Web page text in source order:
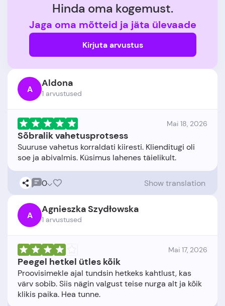
Hinda oma kogemust.
Jaga oma mõtteid ja jäta ülevaade
Kirjuta arvustus
A Aldona
1 arvustused
Mai 18, 2026
Sõbralik vahetusprotsess
Suuruse vahetus korraldati kiiresti. Klienditugi oli
0 Show translation
A Agnieszka Szydłowska
1 arvustused
Mai 17, 2026
Peegel hetkel ütles kõik
Proovisimekle ajal tundsin hetkeks kahtlust, kas
värv sobib. Siis nägin valgust teise nurga alt ja kõik